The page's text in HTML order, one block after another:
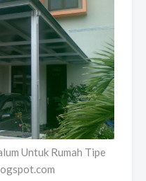
Untuk Rumah Tipe